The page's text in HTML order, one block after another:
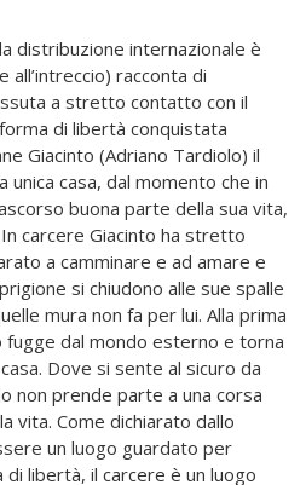
distribuzione internazionale è
racconta di
a stretto contatto con il
di libertà conquistata
Giacinto (Adriano Tardiolo) il
unica casa, dal momento che in
buona parte della sua vita,
carcere Giacinto ha stretto
a camminare e ad amare e
si chiudono alle sue spalle
mura non fa per lui. Alla prima
fugge dal mondo esterno e torna
Dove si sente al sicuro da
non prende parte a una corsa
vita. Come dichiarato dallo
un luogo guardato per
di libertà, il carcere è un luogo